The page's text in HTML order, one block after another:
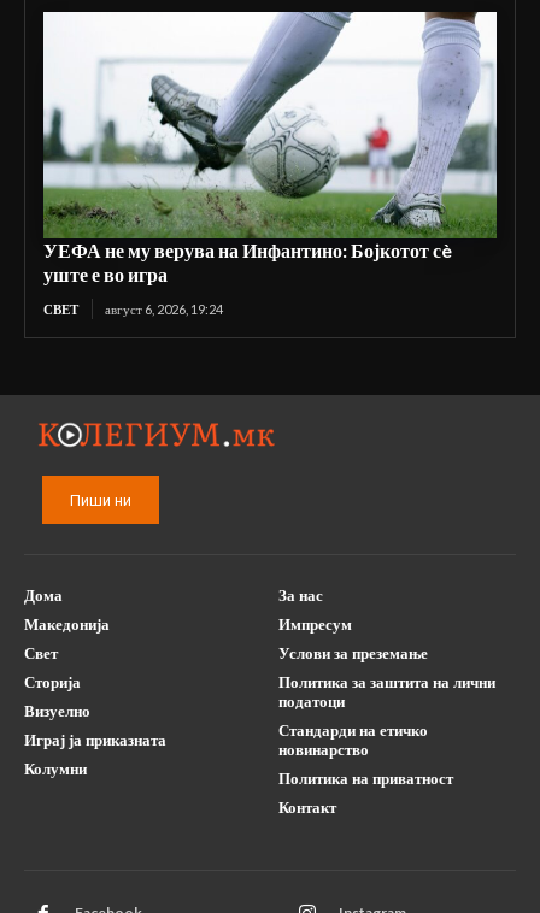
УЕФА не му верува на Инфантино: Бојкотот сè
уште е во игра
СВЕТ август 6, 2026, 19:24
Пиши ни
Дома
Македонија
Свет
Сторија
Визуелно
Играј ја приказната
Колумни
За нас
Импресум
Услови за преземање
Политика за заштита на лични
податоци
Стандарди на етичко
новинарство
Политика на приватност
Контакт